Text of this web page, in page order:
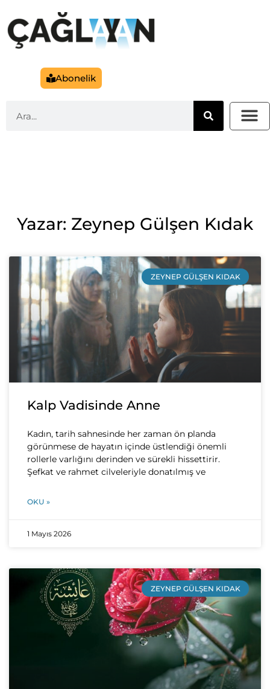
Abonelik
Yazar: Zeynep Gülşen Kıdak
ZEYNEP GÜLŞEN KIDAK
Kalp Vadisinde Anne
Kadın, tarih sahnesinde her zaman ön planda
görünmese de hayatın içinde üstlendiği önemli
rollerle varlığını derinden ve sürekli hissettirir.
Şefkat ve rahmet cilveleriyle donatılmış ve
OKU »
1 Mayıs 2026
ZEYNEP GÜLŞEN KIDAK